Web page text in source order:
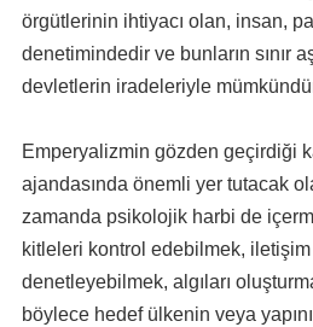
örgütlerinin ihtiyacı olan, insan,
denetimindedir ve bunların sınır
devletlerin iradeleriyle
Emperyalizmin gözden geçirdiği
ajandasında önemli yer tutacak
zamanda psikolojik harbi de
kitleleri kontrol edebilmek, iletişim
denetleyebilmek, algıları
böylece hedef ülkenin veya